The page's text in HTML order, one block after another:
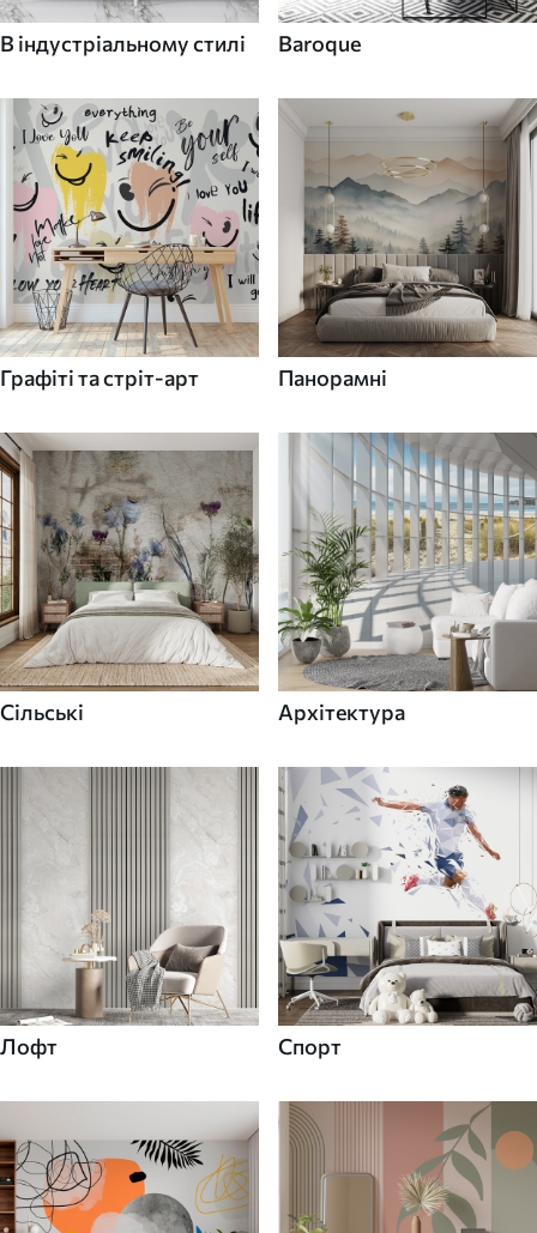
В індустріальному стилі Baroque
Графіті та стріт-арт Панорамні
Сільські Архітектура
Лофт Спорт